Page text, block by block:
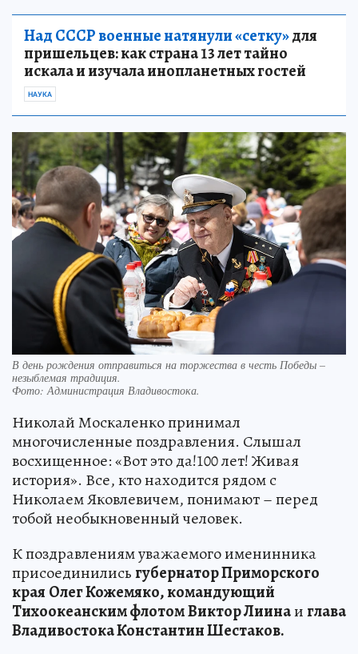
Над СССР военные натянули «сетку»для
пришельцев: как страна 13 лет тайно
искала и изучала инопланетных гостей
НАУКА
В день рождения отправиться на торжества в честь Победы –
незыблемая традиция.
Фото:Администрация Владивостока.
Николай Москаленко принимал
многочисленные поздравления. Слышал
восхищенное: «Вот это да!100 лет! Живая
история». Все, кто находится рядом с
Николаем Яковлевичем, понимают – перед
тобой необыкновенный человек.
К поздравлениям уважаемого именинника
присоединилисьгубернатор Приморского
края Олег Кожемяко, командующий
Тихоокеанским флотомВиктор Лиинаиглава
Владивостока Константин Шестаков.